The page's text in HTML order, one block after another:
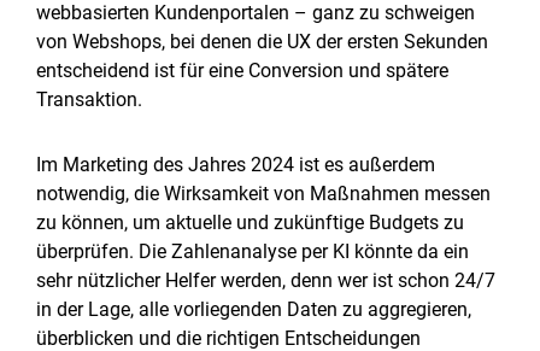
webbasierten Kundenportalen – ganz zu schweigen
von Webshops, bei denen die UX der ersten Sekunden
entscheidend ist für eine Conversion und spätere
Transaktion.
Im Marketing des Jahres 2024 ist es außerdem
notwendig, die Wirksamkeit von Maßnahmen messen
zu können, um aktuelle und zukünftige Budgets zu
überprüfen. Die Zahlenanalyse per KI könnte da ein
sehr nützlicher Helfer werden, denn wer ist schon 24/7
in der Lage, alle vorliegenden Daten zu aggregieren,
überblicken und die richtigen Entscheidungen